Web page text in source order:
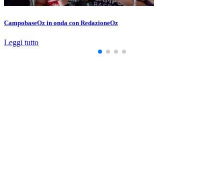
CampobaseOz in onda con RedazioneOz
Leggi tutto